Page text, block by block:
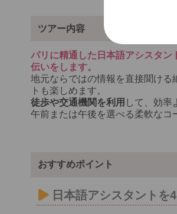
ツアー内容
パリに精通した日本語アシスタ
伝いをします。
地元ならではの情報を直接聞ける
トも楽しめます。
徒歩や交通機関を利用 して、効率
午前または午後を選べる柔軟なコ
おすすめポイント
日本語アシスタントを